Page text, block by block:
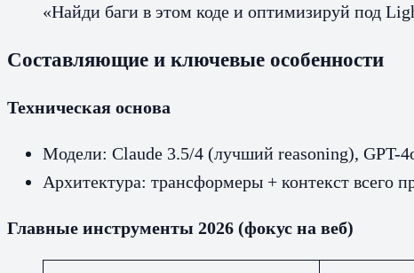
«Найди баги в этом коде и оптимизируй под
Составляющие и ключевые особенности
Техническая основа
Модели: Claude 3.5/4 (лучший reasoning), GPT-
Архитектура: трансформеры + контекст всего
Главные инструменты 2026 (фокус на веб)